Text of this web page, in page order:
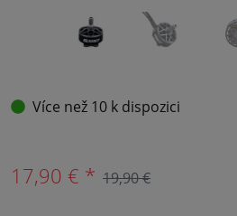
Více než 10 k dispozici
17,90 € * 19,90 €